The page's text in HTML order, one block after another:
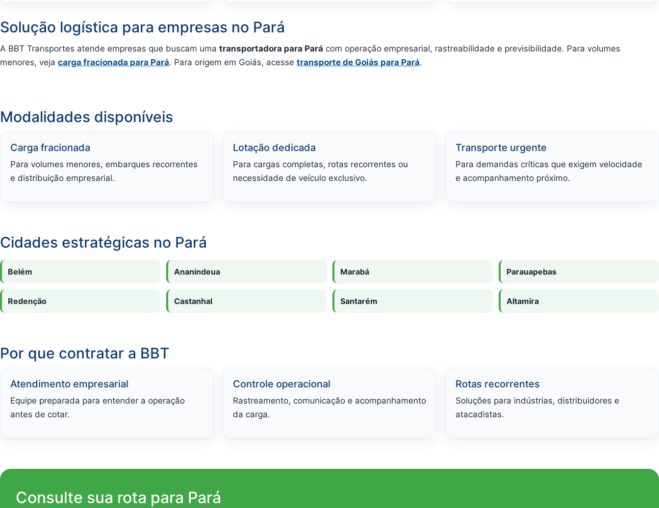
Solução logística para empresas no Pará
A BBT Transportes atende empresas que buscam uma transportadora para Pará com operação empresarial, rastreabilidade e previsibilidade. Para volumes
menores, veja carga fracionada para Pará. Para origem em Goiás, acesse transporte de Goiás para Pará.
Modalidades disponíveis
Carga fracionada
Para volumes menores, embarques recorrentes
e distribuição empresarial.
Lotação dedicada
Para cargas completas, rotas recorrentes ou
necessidade de veículo exclusivo.
Transporte urgente
Para demandas críticas que exigem velocidade
e acompanhamento próximo.
Cidades estratégicas no Pará
Belém Ananindeua Marabá Parauapebas
Redenção Castanhal Santarém Altamira
Por que contratar a BBT
Atendimento empresarial
Equipe preparada para entender a operação
antes de cotar.
Controle operacional
Rastreamento, comunicação e acompanhamento
da carga.
Rotas recorrentes
Soluções para indústrias, distribuidores e
atacadistas.
Consulte sua rota para Pará